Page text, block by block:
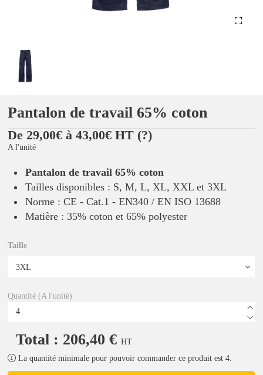
Pantalon de travail 65% coton
De 29,00€ à 43,00€ HT (?)
A l'unité
Pantalon de travail 65% coton
Tailles disponibles : S, M, L, XL, XXL et 3XL
Norme : CE - Cat.1 - EN340 / EN ISO 13688
Matière : 35% coton et 65% polyester
Taille
Quantité (A l'unité)
Total : 206,40 € HT
La quantité minimale pour pouvoir commander ce produit est 4.